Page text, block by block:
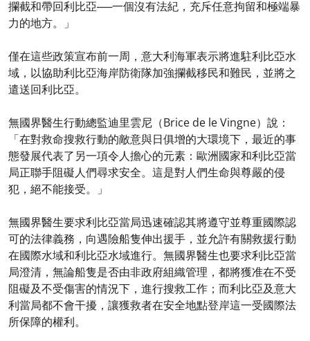
攔截和帶回利比亞──一個沒有法紀，充斥任意拘留和極端暴
力的地方。」
僅在這些政策宣布前一周，意大利海軍表示將進駐利比亞水
域，以協助利比亞海岸防衛隊加強攔截移民和難民，並將之
遣送回利比亞。
無國界醫生行動總監迪里雲尼（Brice de le Vingne）說：
「在對救命搜救行動的敵意與日俱增的大環境下，最近的事
態發展代表了另一項令人擔心的元素：歐洲國家和利比亞當
局正聯手阻礙人們尋求安全。這是對人們生命與尊嚴的侵
犯，絕不能接受。」
無國界醫生要求利比亞當局迅速確認其將遵守並尊重國際認
可的法律義務，向遇險船隻伸出援手，並允許有關救援行動
在國際水域和利比亞水域進行。無國界醫生也要求利比亞當
局澄清，無論船隻是否由非政府組織管理，都將獲准在不受
阻礙及不受傷害的情況下，進行搜救工作；而利比亞及意大
利當局都不會干擾，讓獲救者在安全地點登岸這一受國際法
所保障的權利。